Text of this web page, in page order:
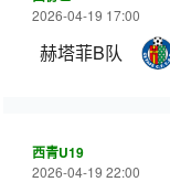
2026-04-19 17:00
赫塔菲B队
西青U19
2026-04-19 22:00